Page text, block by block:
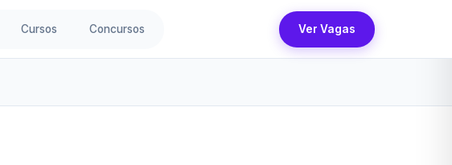
Cursos Concursos Ver Vagas